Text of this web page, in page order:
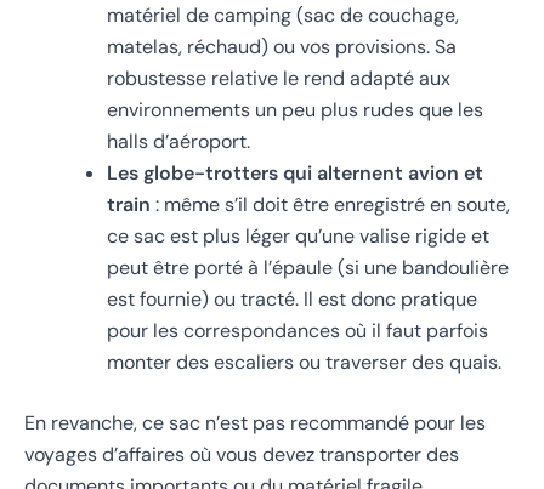
matériel de camping (sac de couchage,
matelas, réchaud) ou vos provisions. Sa
robustesse relative le rend adapté aux
environnements un peu plus rudes que les
halls d’aéroport.
Les globe-trotters qui alternent avion et
train : même s’il doit être enregistré en soute,
ce sac est plus léger qu’une valise rigide et
peut être porté à l’épaule (si une bandoulière
est fournie) ou tracté. Il est donc pratique
pour les correspondances où il faut parfois
monter des escaliers ou traverser des quais.
En revanche, ce sac n’est pas recommandé pour les
voyages d’affaires où vous devez transporter des